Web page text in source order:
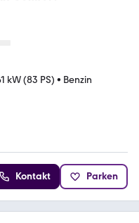
kW (83 PS) • Benzin
Kontakt Parken